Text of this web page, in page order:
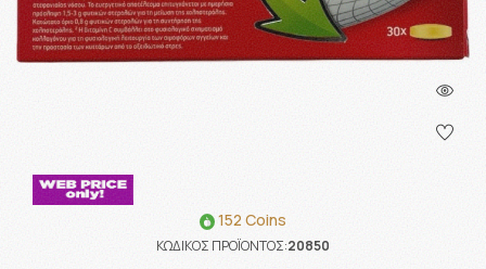
152 Coins
ΚΩΔΙΚΟΣ ΠΡΟΪΟΝΤΟΣ:20850